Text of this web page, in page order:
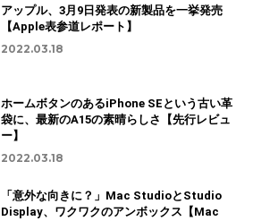
アップル、3月9日発表の新製品を一挙発売
【Apple表参道レポート】
2022.03.18
ホームボタンのあるiPhone SEという古い革
袋に、最新のA15の素晴らしさ【先行レビュ
ー】
2022.03.18
「意外な向きに？」Mac StudioとStudio
Display、ワクワクのアンボックス【Mac